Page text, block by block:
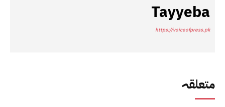
متعلقہ
Tayyeba
https://voiceofpress.pk